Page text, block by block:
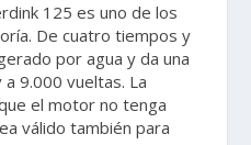
125 es uno de los
De cuatro tiempos y
por agua y da una
9.000 vueltas. La
el motor no tenga
válido también para